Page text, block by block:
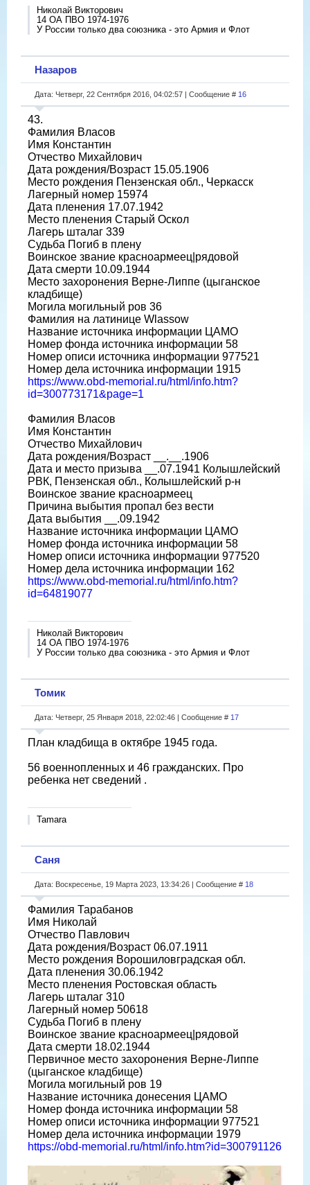
Николай Викторович
14 ОА ПВО 1974-1976
У России только два союзника - это Армия и Флот
Назаров
Дата: Четверг, 22 Сентября 2016, 04:02:57 | Сообщение # 16
43.
Фамилия Власов
Имя Константин
Отчество Михайлович
Дата рождения/Возраст 15.05.1906
Место рождения Пензенская обл., Черкасск
Лагерный номер 15974
Дата пленения 17.07.1942
Место пленения Старый Оскол
Лагерь шталаг 339
Судьба Погиб в плену
Воинское звание красноармеец|рядовой
Дата смерти 10.09.1944
Место захоронения Верне-Липпе (цыганское
кладбище)
Могила могильный ров 36
Фамилия на латинице Wlassow
Название источника информации ЦАМО
Номер фонда источника информации 58
Номер описи источника информации 977521
Номер дела источника информации 1915
https://www.obd-memorial.ru/html/info.htm?
id=300773171&page=1
Фамилия Власов
Имя Константин
Отчество Михайлович
Дата рождения/Возраст __.__.1906
Дата и место призыва __.07.1941 Колышлейский
РВК, Пензенская обл., Колышлейский р-н
Воинское звание красноармеец
Причина выбытия пропал без вести
Дата выбытия __.09.1942
Название источника информации ЦАМО
Номер фонда источника информации 58
Номер описи источника информации 977520
Номер дела источника информации 162
https://www.obd-memorial.ru/html/info.htm?
id=64819077
Николай Викторович
14 ОА ПВО 1974-1976
У России только два союзника - это Армия и Флот
Томик
Дата: Четверг, 25 Января 2018, 22:02:46 | Сообщение # 17
План кладбища в октябре 1945 года.
56 военнопленных и 46 гражданских. Про
ребенка нет сведений .
Tamara
Саня
Дата: Воскресенье, 19 Марта 2023, 13:34:26 | Сообщение # 18
Фамилия Тарабанов
Имя Николай
Отчество Павлович
Дата рождения/Возраст 06.07.1911
Место рождения Ворошиловградская обл.
Дата пленения 30.06.1942
Место пленения Ростовская область
Лагерь шталаг 310
Лагерный номер 50618
Судьба Погиб в плену
Воинское звание красноармеец|рядовой
Дата смерти 18.02.1944
Первичное место захоронения Верне-Липпе
(цыганское кладбище)
Могила могильный ров 19
Название источника донесения ЦАМО
Номер фонда источника информации 58
Номер описи источника информации 977521
Номер дела источника информации 1979
https://obd-memorial.ru/html/info.htm?id=300791126